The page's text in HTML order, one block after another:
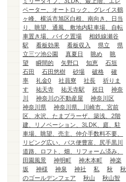
ベーター、オートロック、グレイス鶴
ヶ峰、横浜市旭区白根、南向き、日当
り、眺望、通風、敷地内駐車場、自転
車置き場、バイク置場
相鉄線瀬谷
駅
看板効果 看板収入 県立
県
立三ツ池公園
真夏日 眺め
眺
望
瞬間的 矢野口 知恵
石垣
石田
石田悠樹 砂場 破格
確
率
礼金0 社員寮 社長
祈りま
す
祐天寺 祐天寺駅 祝日
神奈
川
神奈川の不動産屋
神奈川区
神奈川県
神奈川県、川崎市、宮前
区、水沢、たまプラーザ、築浅、2階
建、リノベーション、3LDK、庭、駐
車場、眺望、売主、仲介手数料不要、
リビング広い、バス便豊富、尻手黒川
道路、ロフト、畑、リフォーム済み、
田園風景
神明町 神木本町
神楽
坂
神様 神泉 神社 私 秋
秋
のゴールデンフェア
秋山
秋山智